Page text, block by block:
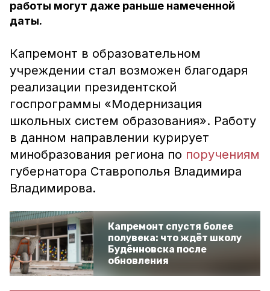
работы могут даже раньше намеченной
даты.
Капремонт в образовательном
учреждении стал возможен благодаря
реализации президентской
госпрограммы «Модернизация
школьных систем образования». Работу
в данном направлении курирует
минобразования региона по поручениям
губернатора Ставрополья Владимира
Владимирова.
Капремонт спустя более
полувека: что ждёт школу
Будённовска после
обновления